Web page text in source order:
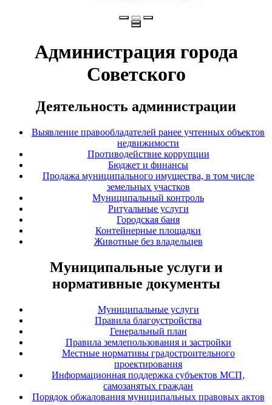
Администрация города
Советского
Деятельность администрации
Выявление правообладателей ранее учтенных объектов
недвижимости
Противодействие коррупции
Бюджет и финансы
Продажа муниципального имущества, в том числе
земельных участков
Муниципальный контроль
Ритуальные услуги
Городская баня
Контейнерные площадки
Животные без владельцев
Муниципальные услуги и
нормативные документы
Муниципальные услуги
Правила благоустройства
Генеральный план
Правила землепользования и застройки
Местные нормативы градостроительного
проектирования
Информационная поддержка субъектов МСП,
самозанятых граждан
Порядок обжалования муниципальных правовых актов